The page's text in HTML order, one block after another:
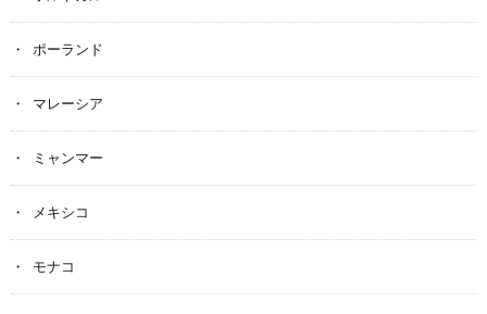
ポーランド
マレーシア
ミャンマー
メキシコ
モナコ